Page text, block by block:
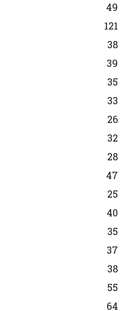
49
121
38
39
35
33
26
32
28
47
25
40
35
37
38
55
64